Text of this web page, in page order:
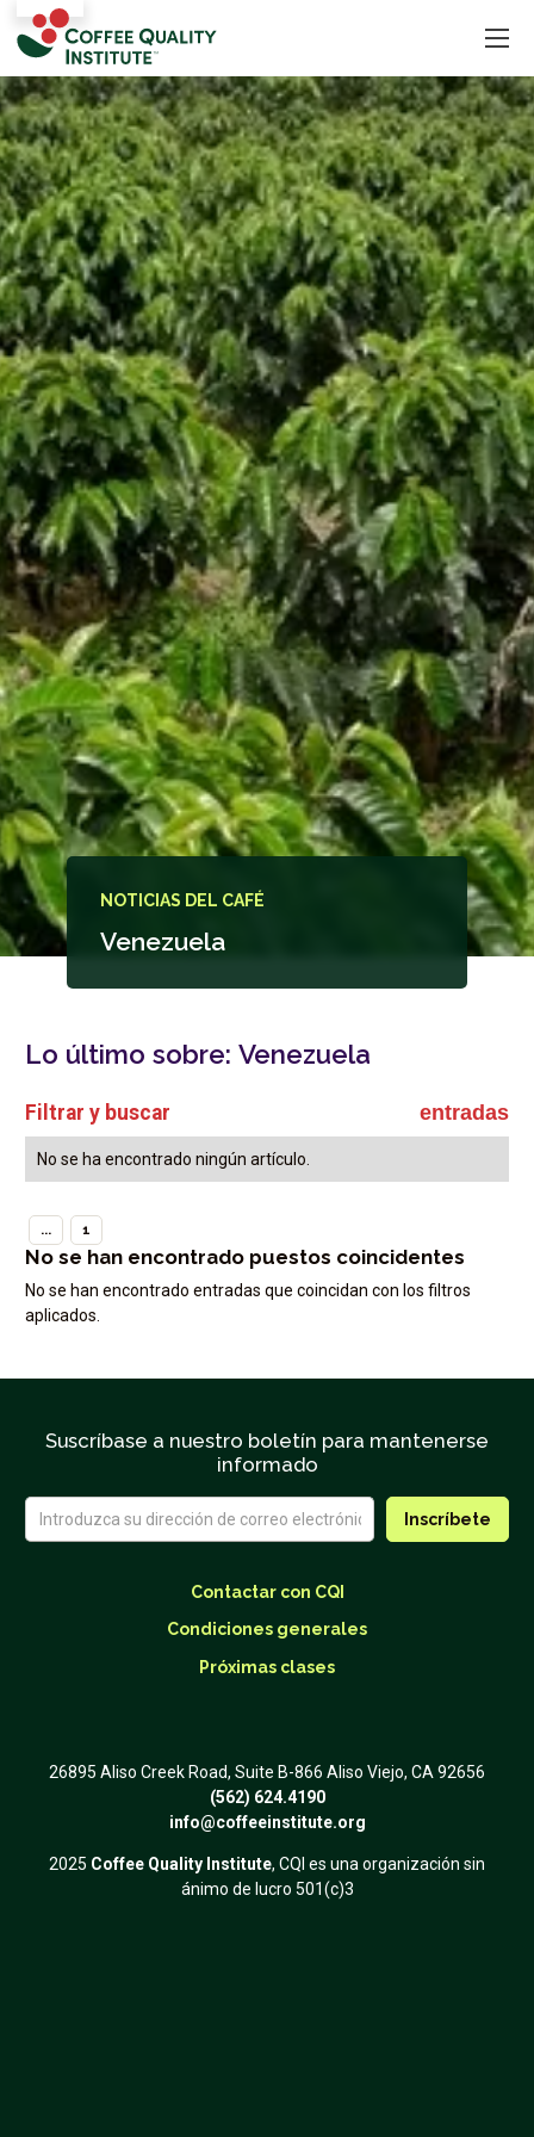
NOTICIAS DEL CAFÉ
Venezuela
Lo último sobre: Venezuela
Filtrar y buscar entradas
No se ha encontrado ningún artículo.
... 1
No se han encontrado puestos coincidentes
No se han encontrado entradas que coincidan con los filtros
aplicados.
Suscríbase a nuestro boletín para mantenerse
informado
Contactar con CQI
Condiciones generales
Próximas clases
26895 Aliso Creek Road, Suite B-866 Aliso Viejo, CA 92656
(562) 624.4190
info@coffeeinstitute.org
2025 Coffee Quality Institute, CQI es una organización sin
ánimo de lucro 501(c)3